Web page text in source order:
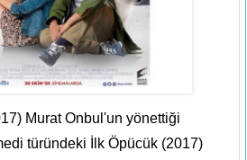
Murat Onbul'un yönettiği
türündeki İlk Öpücük (2017)